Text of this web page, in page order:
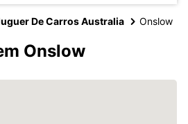
De Carros Australia Onslow
Onslow